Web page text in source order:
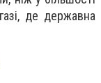
де державна